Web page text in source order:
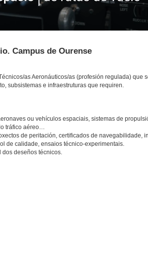
Campus de Ourense
as Aeronáuticos/as (profesión regulada)
subsistemas e infraestruturas que requiren.
ou vehículos espaciais, sistemas de
tráfico aéreo…
de peritación, certificados de navegabilidade,
de calidade, ensaios técnico-experimentais.
dos deseños técnicos.